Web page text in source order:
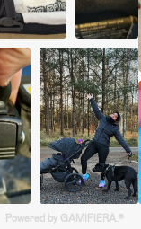
Powered by GAMIFIERA.®